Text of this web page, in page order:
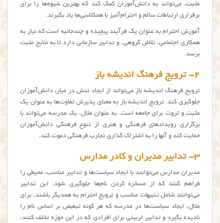
مثبت، می‌تواند به دانش‌آموزان کمک کند که بهترین شیوه‌ها را برای
برقراری ارتباطات سالم و احترام‌آمیز با همکلاسی‌ها یاد بگیرند.
آموزش احترام به عنوان یک فرآیند پیچیده و چندجانبه است که نیاز به
همکاری اجتماعی، تلاش گروهی، و تدابیر سازمانی دارد تا به نتایج مثبت
برسد.
۲- ترویج فرهنگ اندیشه باز
ترویج فرهنگ اندیشه باز می‌تواند از ایجاد تنش در میان دانش‌آموزان
جلوگیری کند. ترویج اندیشه باز به معنای پذیرش تفاوت‌ها به عنوان یک
مثبت و ثروت برای جامعه است. به عنوان مثال، یک مدرسه می‌تواند با
برگزاری رویدادهای فرهنگی و هنری از تنوع فرهنگی دانش‌آموزان
حمایت کند و آنها را به اشتراک گذاری تجارب فرهنگی دعوت کند.
۳- تدابیر مدیران و کادر مدارس
مدیران مدارس می‌توانند با ایجاد سیاست‌ها و تدابیر مناسب، محیطی را
فراهم کنند که از مسخره کردن نام‌ها جلوگیری شود. این تدابیر
می‌توانند شامل تنبیهات مناسب و ترویج احترام به همدیگر باشند. برای
مثال، ایجاد سیاست‌ها در مدرسه که هر گونه تبعیض بر اساس نام را
نادیده بگیرد و تدابیر تربیتی برای افرادی که در این حوزه تخلف کنند،